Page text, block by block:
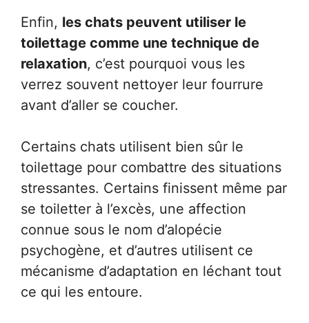
Enfin, les chats peuvent utiliser le
toilettage comme une technique de
relaxation, c’est pourquoi vous les
verrez souvent nettoyer leur fourrure
avant d’aller se coucher.
Certains chats utilisent bien sûr le
toilettage pour combattre des situations
stressantes. Certains finissent même par
se toiletter à l’excès, une affection
connue sous le nom d’alopécie
psychogène, et d’autres utilisent ce
mécanisme d’adaptation en léchant tout
ce qui les entoure.